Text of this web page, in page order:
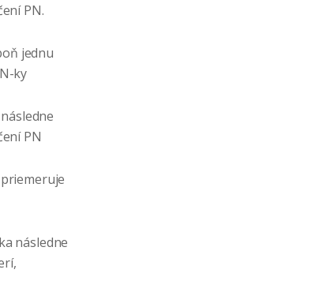
PN.
jednu
ky
PN
následne